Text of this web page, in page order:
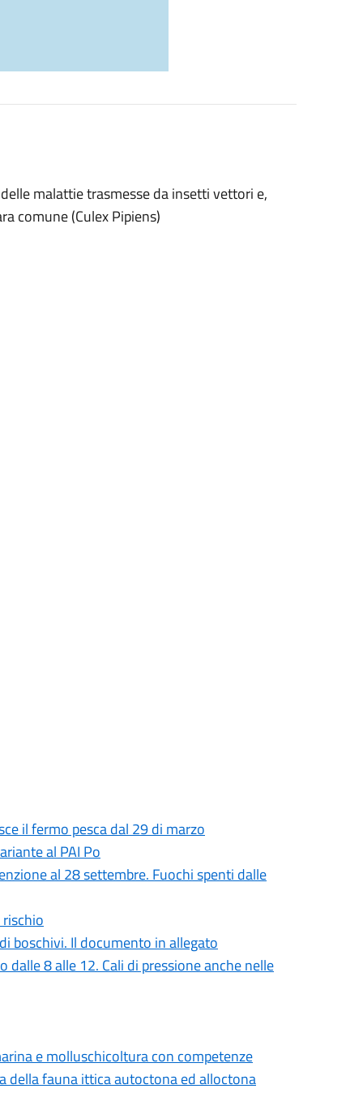
malattie trasmesse da insetti vettori e,
comune (Culex Pipiens)
il fermo pesca dal 29 di marzo
al PAI Po
al 28 settembre. Fuochi spenti dalle
boschivi. Il documento in allegato
8 alle 12. Cali di pressione anche nelle
e molluschicoltura con competenze
della fauna ittica autoctona ed alloctona